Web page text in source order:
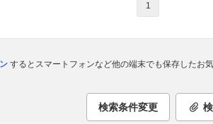
1
するとスマートフォンなど他の端末でも保存したお
検索条件変更